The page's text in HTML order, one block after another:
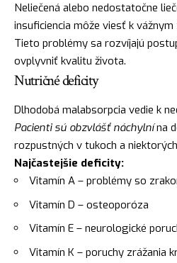
Neliečená alebo nedostatočne
insuficiencia môže viesť k
Tieto problémy sa rozvíjajú
ovplyvniť kvalitu života.
Nutričné deficity
Dlhodobá malabsorpcia vedie k
Pacienti sú obzvlášť náchylnína
rozpustných v tukoch a
Najčastejšie deficity:
Vitamín A – problémy so
Vitamín D – osteoporóza
Vitamín E – neurologické
Vitamín K – poruchy zrážania